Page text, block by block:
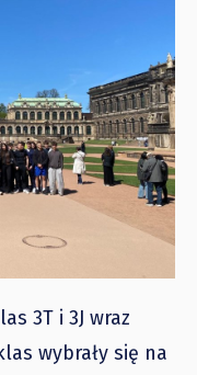
3T i 3J wraz
wybrały się na